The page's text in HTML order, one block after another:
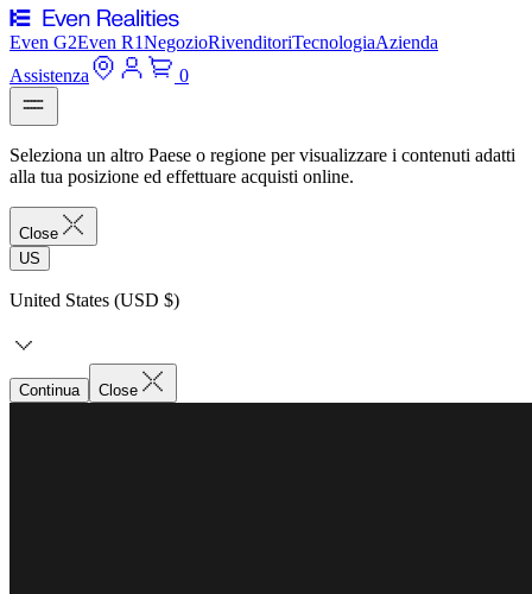
Even G2Even R1NegozioRivenditoriTecnologiaAzienda
Assistenza
0
Seleziona un altro Paese o regione per visualizzare i contenuti adatti
alla tua posizione ed effettuare acquisti online.
Close
US
United States (USD $)
Continua Close